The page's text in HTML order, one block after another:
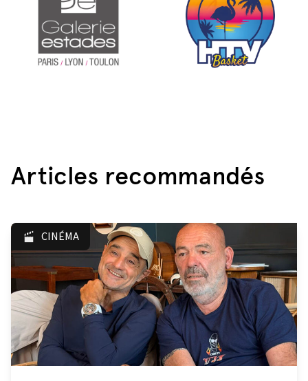
Articles recommandés
CINÉMA